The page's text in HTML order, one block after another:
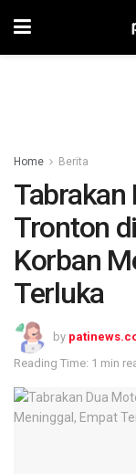
Home Berita
Tabrakan
Tronton
Korban
Terluka
by
Reading Time: 1 min